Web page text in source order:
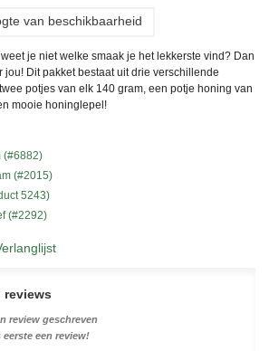
van beschikbaarheid
je niet welke smaak je het lekkerste vind? Dan
jou! Dit pakket bestaat uit drie verschillende
potjes van elk 140 gram, een potje honing van
mooie honinglepel!
(#6882)
(#2015)
5243)
(#2292)
reviews
review geschreven
een review!